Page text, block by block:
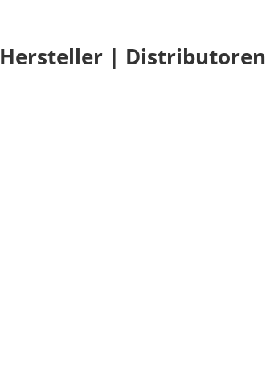
Hersteller | Distributoren